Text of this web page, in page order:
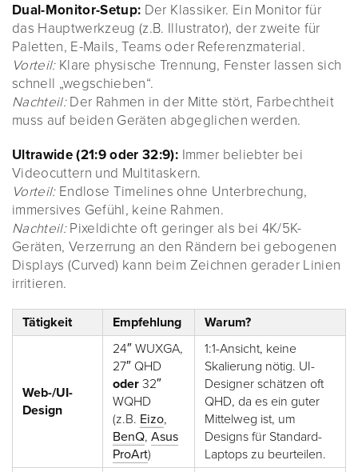
Dual-Monitor-Setup: Der Klassiker. Ein Monitor für
das Hauptwerkzeug (z.B. Illustrator), der zweite für
Paletten, E-Mails, Teams oder Referenzmaterial.
Vorteil:Klare physische Trennung, Fenster lassen sich
schnell „wegschieben“.
Nachteil:Der Rahmen in der Mitte stört, Farbechtheit
muss auf beiden Geräten abgeglichen werden.
Ultrawide (21:9 oder 32:9): Immer beliebter bei
Videocuttern und Multitaskern.
Vorteil:Endlose Timelines ohne Unterbrechung,
immersives Gefühl, keine Rahmen.
Nachteil:Pixeldichte oft geringer als bei 4K/5K-
Geräten, Verzerrung an den Rändern bei gebogenen
Displays (Curved) kann beim Zeichnen gerader Linien
irritieren.
Tätigkeit Empfehlung Warum?
Web-/UI-
Design
24″ WUXGA,
27″ QHD
oder 32″
WQHD
(z.B. Eizo,
BenQ, Asus
ProArt)
1:1-Ansicht, keine
Skalierung nötig. UI-
Designer schätzen oft
QHD, da es ein guter
Mittelweg ist, um
Designs für Standard-
Laptops zu beurteilen.